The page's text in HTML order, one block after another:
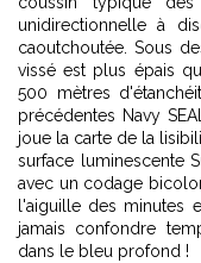
unidirectionnelle à
caoutchoutée. Sous
vissé est plus épais
500 mètres
précédentes Navy
joue la carte de la
surface luminescente
avec un codage
l'aiguille des minutes
jamais confondre
dans le bleu profond !